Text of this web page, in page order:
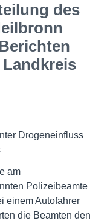
des
Drogeneinfluss
am
Polizeibeamte
einem Autofahrer
die Beamten den